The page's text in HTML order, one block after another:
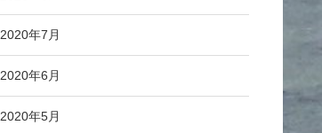
2020年7月
2020年6月
2020年5月